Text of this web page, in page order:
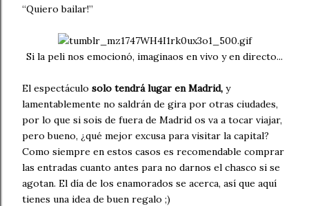
“Quiero bailar!”
Si la peli nos emocionó, imaginaos en vivo y en directo...
El espectáculo solo tendrá lugar en Madrid, y
lamentablemente no saldrán de gira por otras ciudades,
por lo que si sois de fuera de Madrid os va a tocar viajar,
pero bueno, ¿qué mejor excusa para visitar la capital?
Como siempre en estos casos es recomendable comprar
las entradas cuanto antes para no darnos el chasco si se
agotan. El día de los enamorados se acerca, así que aquí
tienes una idea de buen regalo ;)